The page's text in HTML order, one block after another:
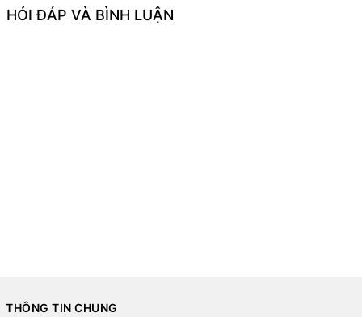
HỎI ĐÁP VÀ BÌNH LUẬN
THÔNG TIN CHUNG